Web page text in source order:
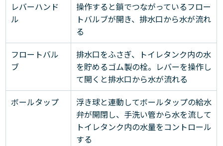
レバーハンド
ル
操作すると鎖でつながっているフロー
トバルブが開き、排水口から水が流れ
る
フロートバル
ブ
排水口をふさぎ、トイレタンク内の水
を貯めるゴム製の栓。レバーを操作し
て開くと排水口から水が流れる
ボールタップ
浮き球と連動してボールタップの給水
弁が開閉し、手洗い管から水を流して
トイレタンク内の水量をコントロール
する